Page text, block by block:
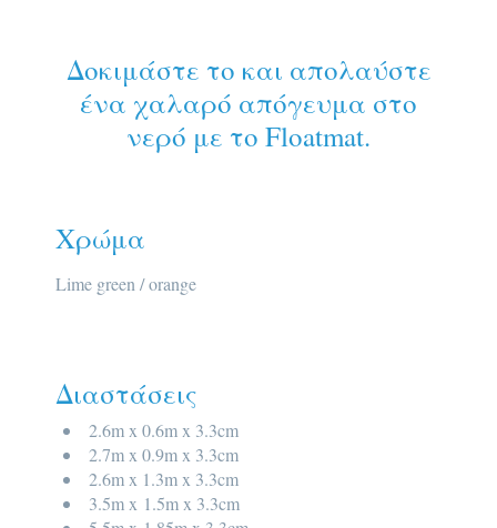
Δοκιμάστε το και απολαύστε
ένα χαλαρό απόγευμα στο
νερό με το Floatmat.
Χρώμα
Lime green / orange
Διαστάσεις
2.6m x 0.6m x 3.3cm
2.7m x 0.9m x 3.3cm
2.6m x 1.3m x 3.3cm
3.5m x 1.5m x 3.3cm